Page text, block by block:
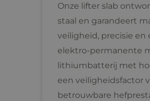
Onze lifter slab
staal en garandeert
veiligheid, precisie en
elektro-permanente
lithiumbatterij met
een veiligheidsfactor
betrouwbare